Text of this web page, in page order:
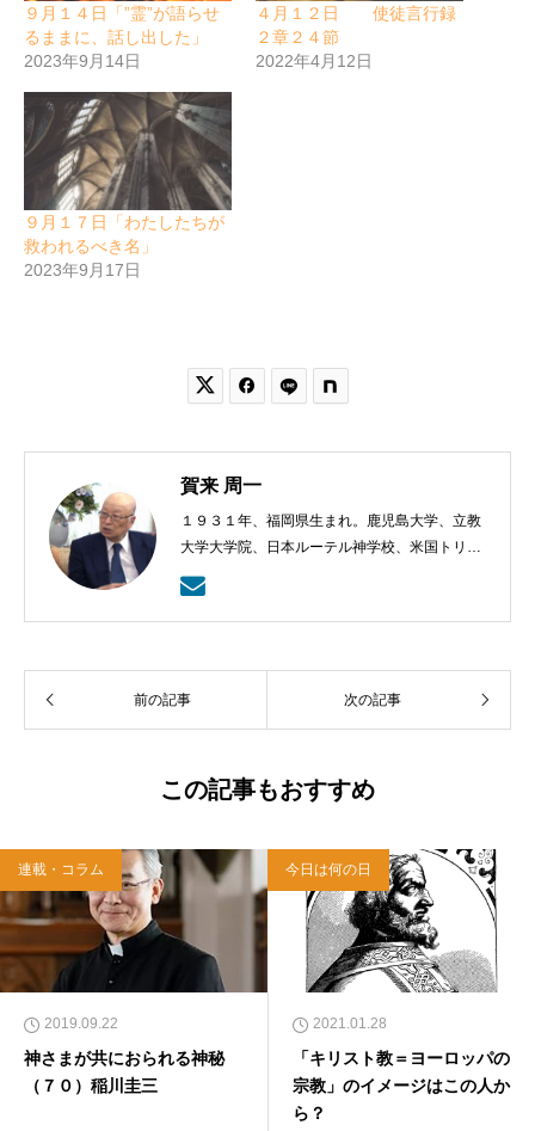
９月１４日「”霊”が語らせ
るままに、話し出した」
2023年9月14日
４月１２日 使徒言行録
２章２４節
2022年4月12日
９月１７日「わたしたちが
救われるべき名」
2023年9月17日
 
賀来 周一
１９３１年、福岡県生まれ。鹿児島大学、立教
大学大学院、日本ルーテル神学校、米国トリニ
ティー・ルーテル神学校卒業。日本福音ルーテ
ル教会牧師として、京都賀茂川、東京、札幌、
武蔵野教会を牧会。その後、ルーテル学院大学
前の記事
次の記事
この記事もおすすめ
連載・コラム
2019.09.22
神さまが共におられる神秘
（７０）稲川圭三
今日は何の日
2021.01.28
「キリスト教＝ヨーロッパの
宗教」のイメージはこの人か
ら？